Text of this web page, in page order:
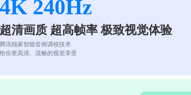
4K 240Hz
超清画质 超高帧率 极致视觉体验
腾讯独家智能音画调校技术
给你更高清、流畅的视觉享受